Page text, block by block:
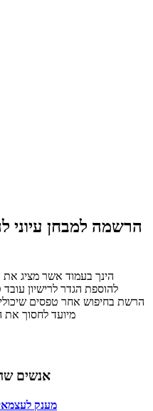
הרשמה למבחן עיוני
הינך בעמוד אשר מציג את
להוספת הגדר לרישיון
הרשת בחיפוש אחר טפסים
מיועד לחסוך את
אנשים
מענק